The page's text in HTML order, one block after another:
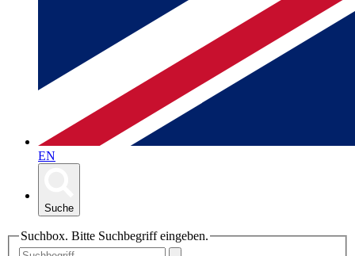
EN
Suche
Suchbox. Bitte Suchbegriff eingeben.